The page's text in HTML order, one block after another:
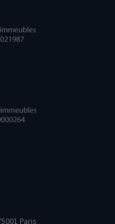
Paris